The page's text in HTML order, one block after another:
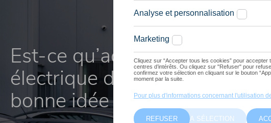
Est-ce qu’acheter une
électrique d’occasion est une
bonne idée ?